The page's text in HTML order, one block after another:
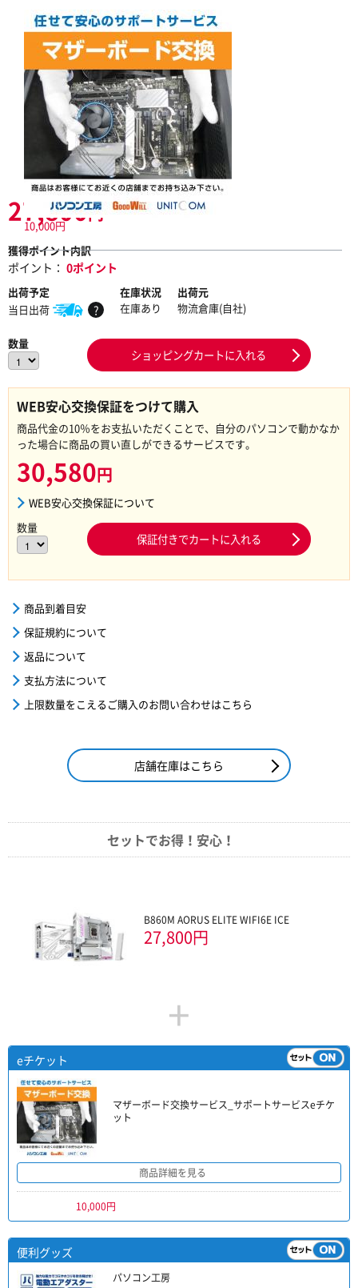
10,000円
27,800円
獲得ポイント内訳
ポイント： 0ポイント
出荷予定
当日出荷
?
在庫状況
在庫あり
出荷元
物流倉庫(自社)
数量
ショッピングカートに入れる
WEB安心交換保証をつけて購入
商品代金の10％をお支払いただくことで、自分のパソコンで動かなか
った場合に商品の買い直しができるサービスです。
30,580円
WEB安心交換保証について
数量
保証付きでカートに入れる
商品到着目安
保証規約について
返品について
支払方法について
上限数量をこえるご購入のお問い合わせはこちら
店舗在庫はこちら
セットでお得！安心！
B860M AORUS ELITE WIFI6E ICE
27,800円
+
eチケット
マザーボード交換サービス_サポートサービスeチケ
ット
商品詳細を見る
10,000円
便利グッズ
パソコン工房